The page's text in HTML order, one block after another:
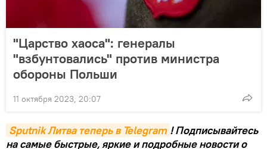
"Царство хаоса": генералы
"взбунтовались" против министра
обороны Польши
11 октября 2023, 20:07
Sputnik Литва теперь в Telegram ! Подписывайтесь
на самые быстрые, яркие и подробные новости о